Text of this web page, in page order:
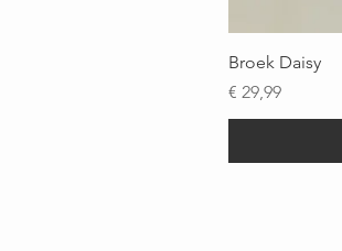
Broek Daisy
Prijs
€ 29,99